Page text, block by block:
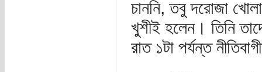
চাননি, তবু দরোজা
খুশীই হলেন। তিনি
রাত ১টা পর্যন্ত